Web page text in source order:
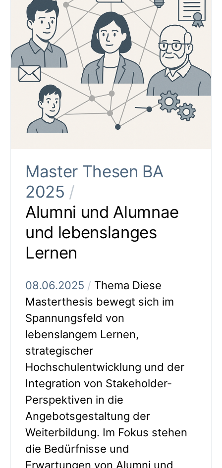
Master Thesen BA
2025 /
Alumni und Alumnae
und lebenslanges
Lernen
08.06.2025 / Thema Diese
Masterthesis bewegt sich im
Spannungsfeld von
lebenslangem Lernen,
strategischer
Hochschulentwicklung und der
Integration von Stakeholder-
Perspektiven in die
Angebotsgestaltung der
Weiterbildung. Im Fokus stehen
die Bedürfnisse und
Erwartungen von Alumni und